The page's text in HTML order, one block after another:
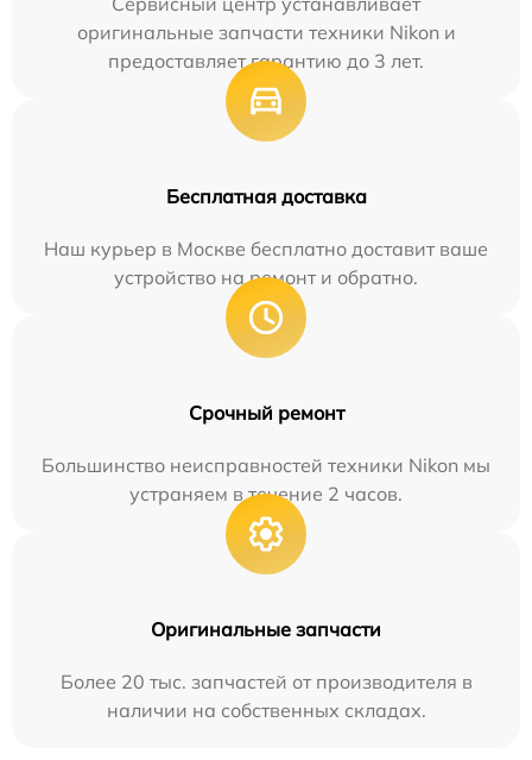
оригинальные запчасти техники Nikon и
предоставляет гарантию до 3 лет.
Бесплатная доставка
Наш курьер в Москве бесплатно доставит ваше
устройство на ремонт и обратно.
Срочный ремонт
Большинство неисправностей техники Nikon мы
устраняем в течение 2 часов.
Оригинальные запчасти
Более 20 тыс. запчастей от производителя в
наличии на собственных складах.